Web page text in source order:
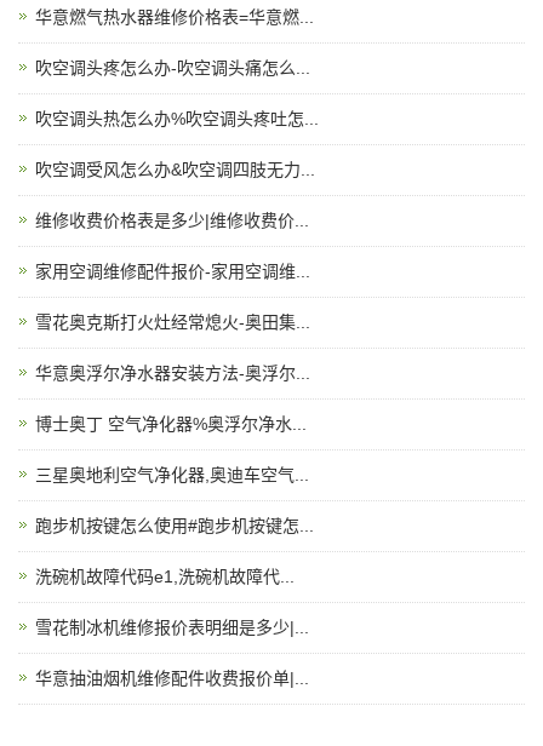
华意燃气热水器维修价格表=华意燃...
吹空调头疼怎么办-吹空调头痛怎么...
吹空调头热怎么办%吹空调头疼吐怎...
吹空调受风怎么办&吹空调四肢无力...
维修收费价格表是多少|维修收费价...
家用空调维修配件报价-家用空调维...
雪花奥克斯打火灶经常熄火-奥田集...
华意奥浮尔净水器安装方法-奥浮尔...
博士奥丁 空气净化器%奥浮尔净水...
三星奥地利空气净化器,奥迪车空气...
跑步机按键怎么使用#跑步机按键怎...
洗碗机故障代码e1,洗碗机故障代...
雪花制冰机维修报价表明细是多少|...
华意抽油烟机维修配件收费报价单|...